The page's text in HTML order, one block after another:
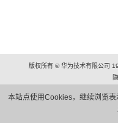
本站点使用Cookies，继续浏览
版权所有 © 华为技术有限公司